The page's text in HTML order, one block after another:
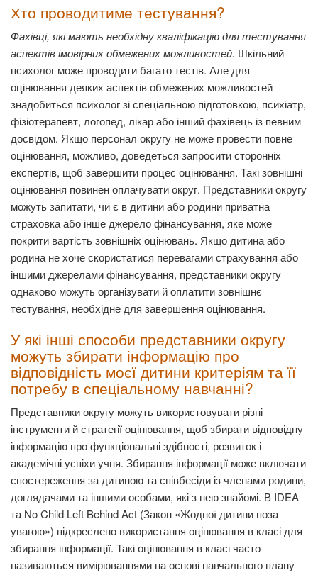
Хто проводитиме тестування?
Фахівці, які мають необхідну кваліфікацію для тестування
аспектів імовірних обмежених можливостей. Шкільний
психолог може проводити багато тестів. Але для
оцінювання деяких аспектів обмежених можливостей
знадобиться психолог зі спеціальною підготовкою, психіатр,
фізіотерапевт, логопед, лікар або інший фахівець із певним
досвідом. Якщо персонал округу не може провести повне
оцінювання, можливо, доведеться запросити сторонніх
експертів, щоб завершити процес оцінювання. Такі зовнішні
оцінювання повинен оплачувати округ. Представники округу
можуть запитати, чи є в дитини або родини приватна
страховка або інше джерело фінансування, яке може
покрити вартість зовнішніх оцінювань. Якщо дитина або
родина не хоче скористатися перевагами страхування або
іншими джерелами фінансування, представники округу
однаково можуть організувати й оплатити зовнішнє
тестування, необхідне для завершення оцінювання.
У які інші способи представники округу
можуть збирати інформацію про
відповідність моєї дитини критеріям та її
потребу в спеціальному навчанні?
Представники округу можуть використовувати різні
інструменти й стратегії оцінювання, щоб збирати відповідну
інформацію про функціональні здібності, розвиток і
академічні успіхи учня. Збирання інформації може включати
спостереження за дитиною та співбесіди із членами родини,
доглядачами та іншими особами, які з нею знайомі. В IDEA
та No Child Left Behind Act (Закон «Жодної дитини поза
увагою») підкреслено використання оцінювання в класі для
збирання інформації. Такі оцінювання в класі часто
називаються вимірюваннями на основі навчального плану